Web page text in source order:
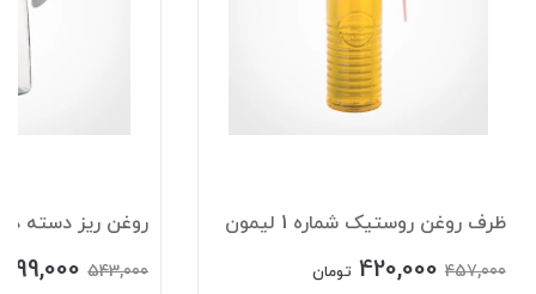
ظرف روغن روستیک شماره 1 لیمون
457,000
420,000 تومان
روغن ریز دسته
543,000
499,000